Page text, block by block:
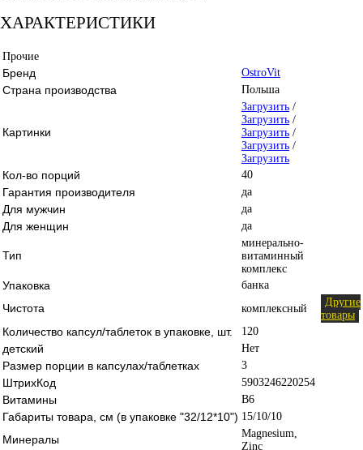
ХАРАКТЕРИСТИКИ
Прочие
Бренд OstroVit
Страна производства Польша
Картинки
Загрузить /
Загрузить /
Загрузить /
Загрузить /
Загрузить
Кол-во порций 40
Гарантия производителя да
Для мужчин да
Для женщин да
Тип
минерально-
витаминный
комплекс
Упаковка банка
Чистота комплексный
Другие
товары
Количество капсул/таблеток в упаковке, шт. 120
детский Нет
Размер порции в капсулах/таблетках 3
ШтрихКод 5903246220254
Витамины B6
Габариты товара, см (в упаковке "32/12*10") 15/10/10
Минералы
Magnesium,
Zinc